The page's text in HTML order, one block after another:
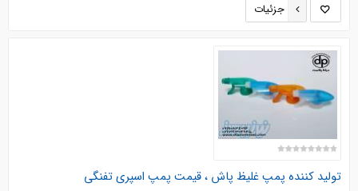
جزئیات
تولید کننده پمپ غلیظ پاش ، قیمت پمپ اسپری تفنگی